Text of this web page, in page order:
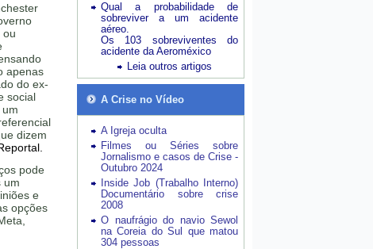
ou
apenas
do ex-
social
dizem
pode
um
e
opções
Qual a probabilidade de
sobreviver a um acidente
aéreo.
Os 103 sobreviventes do
acidente da Aeroméxico
Leia outros artigos
A Crise no Vídeo
A Igreja oculta
Filmes ou Séries sobre
Jornalismo e casos de Crise -
Outubro 2024
Inside Job (Trabalho Interno)
Documentário sobre crise
2008
O naufrágio do navio Sewol
na Coreia do Sul que matou
304 pessoas